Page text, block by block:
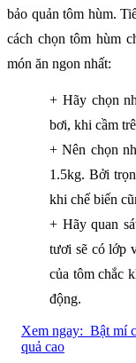
bảo quản tôm hùm.
cách chọn tôm hùm
món ăn ngon nhất:
+ Hãy chọn
bơi, khi cầm
+ Nên chọn
1.5kg. Bởi
khi chế biến
+ Hãy quan
tươi sẽ có lớp
của tôm chắc
động.
Xem ngay: Bật mí
quả cao